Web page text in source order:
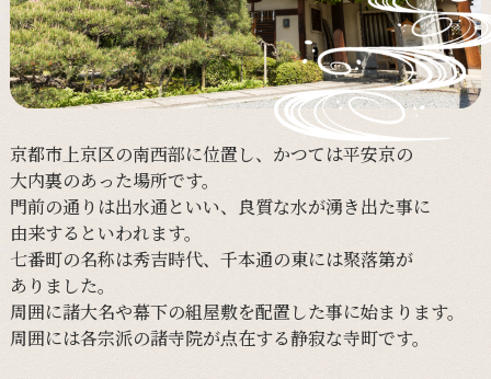
京都市上京区の南西部に位置し、 かつては平安京の
大内裏のあった場所です。
門前の通りは出水通といい、 良質な水が湧き出た事に
由来するといわれます。
七番町の名称は秀吉時代、 千本通の東には聚落第が
ありました。
周囲に諸大名や幕下の組屋敷を配置した事に始まります。
周囲には各宗派の諸寺院が点在する静寂な寺町です。